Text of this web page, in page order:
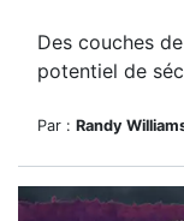
Des couches
potentiel de
Par : Randy